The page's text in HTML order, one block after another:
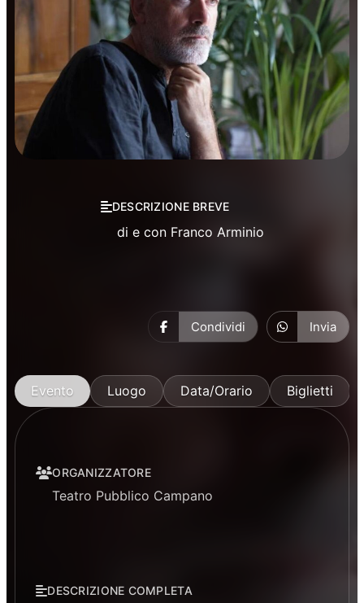
DESCRIZIONE BREVE
di e con Franco Arminio
Condividi Invia
Evento Luogo Data/Orario Biglietti
ORGANIZZATORE
Teatro Pubblico Campano
DESCRIZIONE COMPLETA